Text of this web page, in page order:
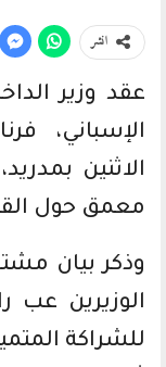
انشر
عقد وزير
الإسباني،
الاثنين
معمق حول
وذكر بيان
الوزيرين عب
للشراكة